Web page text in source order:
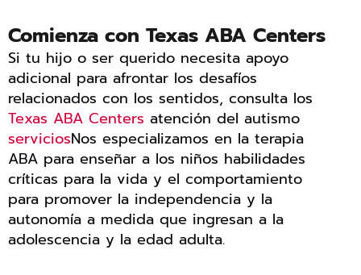
Comienza con Texas ABA Centers
Si tu hijo o ser querido necesita apoyo
adicional para afrontar los desafíos
relacionados con los sentidos, consulta los
Texas ABA Centers atención del autismo
serviciosNos especializamos en la terapia
ABA para enseñar a los niños habilidades
críticas para la vida y el comportamiento
para promover la independencia y la
autonomía a medida que ingresan a la
adolescencia y la edad adulta.